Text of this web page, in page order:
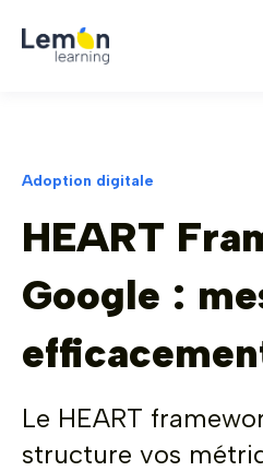
Adoption digitale
HEART
Google :
Le HEART
structure vos